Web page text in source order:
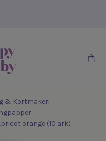
& Kortmakeri
orange (10 ark)